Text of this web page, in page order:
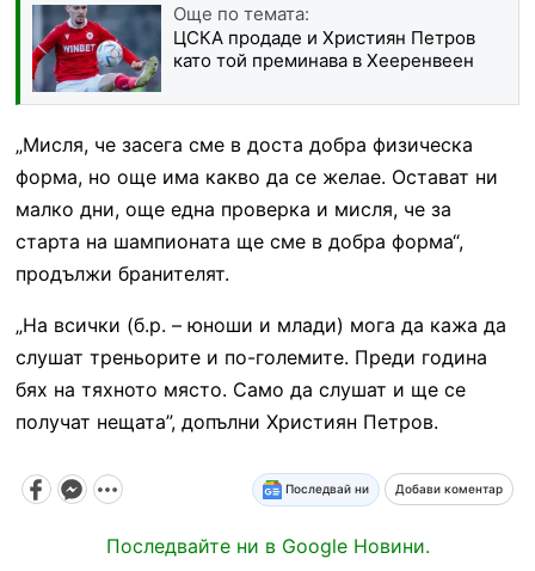
Още по темата:
ЦСКА продаде и Християн Петров
като той преминава в Хееренвеен
„Мисля, че засега сме в доста добра физическа
форма, но още има какво да се желае. Остават ни
малко дни, още една проверка и мисля, че за
старта на шампионата ще сме в добра форма“,
продължи бранителят.
„На всички (б.р. – юноши и млади) мога да кажа да
слушат треньорите и по-големите. Преди година
бях на тяхното място. Само да слушат и ще се
получат нещата”, допълни Християн Петров.
Последвай ни Добави коментар
Последвайте ни в Google Новини.